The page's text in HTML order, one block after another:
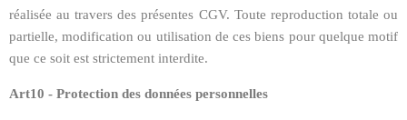
réalisée au travers des présentes CGV. Toute reproduction totale ou
partielle, modification ou utilisation de ces biens pour quelque motif
que ce soit est strictement interdite.
Art10 - Protection des données personnelles